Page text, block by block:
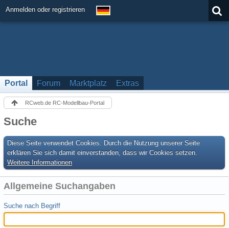
Anmelden oder registrieren
Portal Forum Marktplatz Extras
RCweb.de RC-Modellbau-Portal
Suche
Diese Seite verwendet Cookies. Durch die Nutzung unserer Seite
erklären Sie sich damit einverstanden, dass wir Cookies setzen.
Weitere Informationen
Allgemeine Suchangaben
Suche nach Begriff